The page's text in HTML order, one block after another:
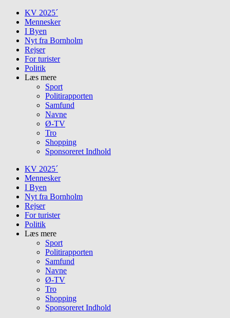
Skip
content
KV 2025´
Mennesker
I Byen
Nyt fra Bornholm
Rejser
For turister
Politik
Læs mere
Sport
Politirapporten
Samfund
Navne
Ø-TV
Tro
Shopping
Sponsoreret Indhold
KV 2025´
Mennesker
I Byen
Nyt fra Bornholm
Rejser
For turister
Politik
Læs mere
Sport
Politirapporten
Samfund
Navne
Ø-TV
Tro
Shopping
Sponsoreret Indhold